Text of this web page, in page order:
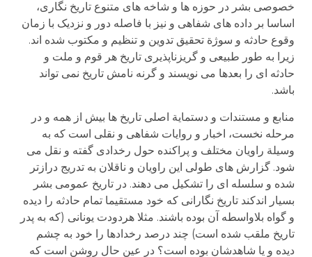
خصوصی بشر در حوزه ها و شاخه های متنوع تاریخ نگاری،
اساسا بر داده های شفاهی و نیز با فاصله دور و نزدیک با زمان
وقوع حادثه و سوژة تحقیق تدوین و تنظیم و مکتوب شده اند.
زیرا به طور طبیعی و گریزناپذیری تاریخ هر قوم و ملت و
حادثه ای را بعدها می نویسند و گرنه نامش تاریخ نمی تواند
باشد.
منابع و مستندات و دستمایة اصلی تاریخ ها بیش از همه و در
مرحله نخست، اخبار و روایات شفاهی و نقلی است که به
وسیلة راویان مختلف و پراکنده حول رخدادی گفته و نقل می
شود. گزارش های طولی این راویان و ناقلان به تدریج درازتر
شده و سلسله ای را تشکیل می دهند. در تاریخ عمومی بشر
بسیار اندکند تاریخ نگارانی که خود مستقیما تمام حادثه را دیده
و گواه بلاواسطه آن بوده باشند. مثلا هردودت یونانی (که به پدر
تاریخ ملقب شده است) چند درصد رخدادها را خود به چشم
دیده و یا شاهدشان بوده است؟ در عین حال روشن است که